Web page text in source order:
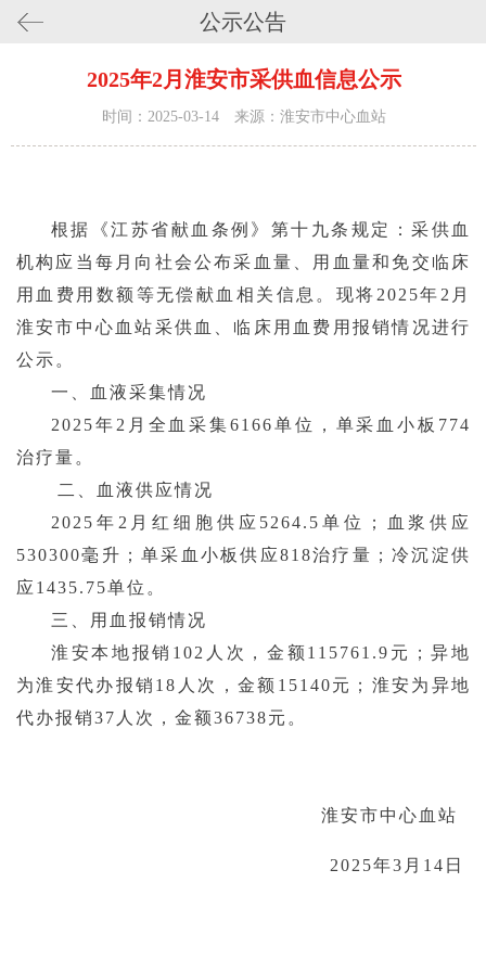
公示公告
2025年2月淮安市采供血信息公示
时间：2025-03-14 来源：淮安市中心血站
根据《江苏省献血条例》第十九条规定：采供血
机构应当每月向社会公布采血量、用血量和免交临床
用血费用数额等无偿献血相关信息。现将 2025年2月
淮安市中心血站采供血、临床用血费用报销情况进行
公示。
一、血液采集情况
2025年2月全血采集6166单位，单采血小板774
治疗量。
二、血液供应情况
2025年2月红细胞供应5264.5单位；血浆供应
530300毫升；单采血小板供应818治疗量；冷沉淀供
应1435.75单位。
三、用血报销情况
淮安本地报销 102人次，金额115761.9元；异地
为淮安代办报销18人次，金额15140元；淮安为异地
代办报销37人次，金额36738元。
淮安市中心血站
2025年3月14日